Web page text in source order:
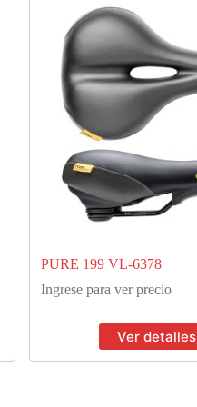
PURE 199 VL-6378
Ingrese para ver precio
Ver detalles